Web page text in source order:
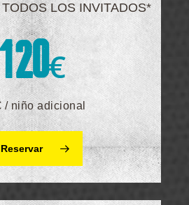
LOS INVITADOS*
€
/ niño adicional
Reservar